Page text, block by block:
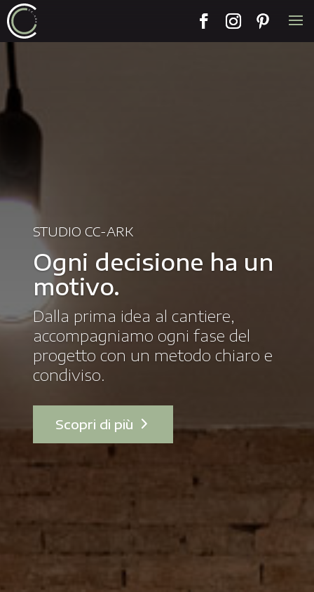
STUDIO CC-ARK
Ogni decisione ha un
motivo.
Dalla prima idea al cantiere,
accompagniamo ogni fase del
progetto con un metodo chiaro e
condiviso.
Scopri di più